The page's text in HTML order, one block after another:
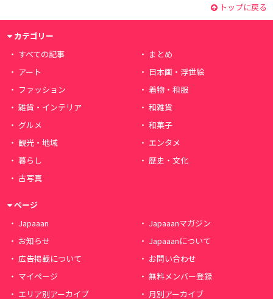
トップに戻る
カテゴリー
すべての記事
まとめ
アート
日本画・浮世絵
ファッション
着物・和服
雑貨・インテリア
和雑貨
グルメ
和菓子
観光・地域
エンタメ
暮らし
歴史・文化
古写真
ページ
Japaaan
Japaaanマガジン
お知らせ
Japaaanについて
広告掲載について
お問い合わせ
マイページ
無料メンバー登録
エリア別アーカイブ
月別アーカイブ